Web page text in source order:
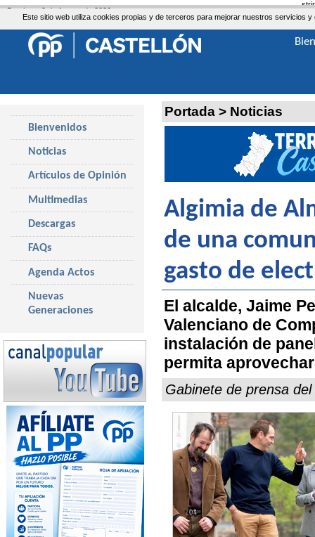
Este sitio web utiliza cookies propias y de terceros para mejorar nuestros servicios
Portada > Noticias
Algimia de
de una
gasto de
El alcalde, Jaime
Valenciano de
instalación de
permita
Gabinete de prensa
Bienvenidos
Noticias
Artículos de Opinión
Multimedias
Descargas
FAQs
Agenda Actos
Nuevas
Generaciones
Domingo, 9 de Agosto de 2026